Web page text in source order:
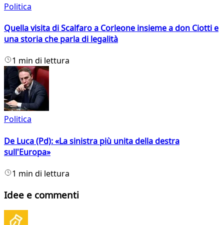
Politica
Quella visita di Scalfaro a Corleone insieme a don Ciotti e
una storia che parla di legalità
1 min di lettura
Politica
De Luca (Pd): «La sinistra più unita della destra
sull'Europa»
1 min di lettura
Idee e commenti